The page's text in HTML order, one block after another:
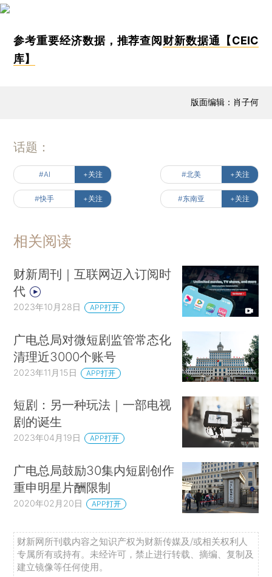
参考重要经济数据，推荐查阅财新数据通【CEIC
库】
版面编辑：肖子何
话题：
#AI +关注 #北美 +关注
#快手 +关注 #东南亚 +关注
相关阅读
财新周刊｜互联网迈入订阅时
代
2023年10月28日 APP打开
广电总局对微短剧监管常态化
清理近3000个账号
2023年11月15日 APP打开
短剧：另一种玩法｜一部电视
剧的诞生
2023年04月19日 APP打开
广电总局鼓励30集内短剧创作
重申明星片酬限制
2020年02月20日 APP打开
财新网所刊载内容之知识产权为财新传媒及/或相关权利人
专属所有或持有。未经许可，禁止进行转载、摘编、复制及
建立镜像等任何使用。